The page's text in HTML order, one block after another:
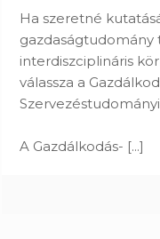
Ha szeretné
interdiszciplináris
válassza a
A Gazdálkodás- [...]